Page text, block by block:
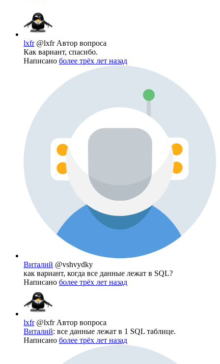
lxfr @lxfr Автор вопроса
Как вариант, спасибо.
Написано более трёх лет назад
Виталий @vshvydky
как вариант, когда все данные лежат в SQL?
Написано более трёх лет назад
lxfr @lxfr Автор вопроса
Виталий: все данные лежат в 1 SQL таблице.
Написано более трёх лет назад